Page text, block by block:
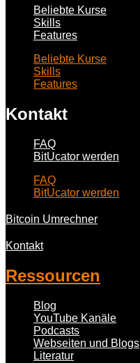
Beliebte Kurse
Skills
Features
Beliebte Kurse
Skills
Features
Kontakt
FAQ
BitUcator werden
FAQ
BitUcator werden
Bitcoin Umrechner
Kontakt
Ressourcen
Blog
YouTube Kanäle
Podcasts
Webseiten und Blogs
Literatur